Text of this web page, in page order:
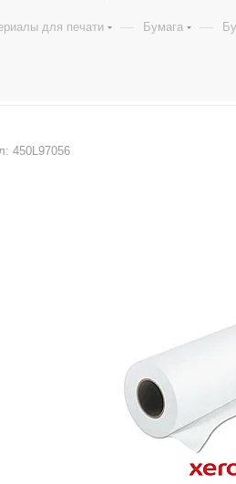
для печати — Бумага —
450L97056